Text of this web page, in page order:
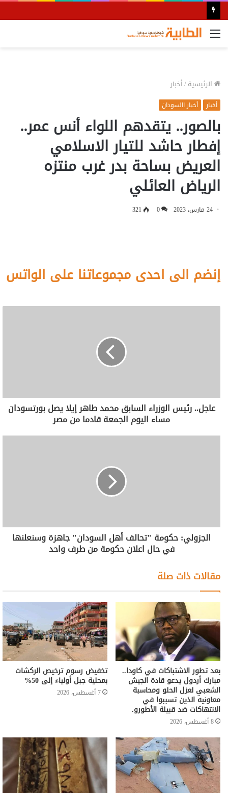
القائمة
الرئيسية/أخبار
أخبار أخبار االسودان
بالصور.. يتقدهم اللواء أنس عمر..
إفطار حاشد للتيار الاسلامي
العريض بساحة بدر غرب منتزه
الرياض العائلي
24 مارس، 2023 0
321
إنضم الى احدى مجموعاتنا على الواتس
عاجل.. رئيس الوزراء السابق محمد طاهر إيلا يصل بورتسودان
مساء اليوم الجمعة قادما من مصر
الجزولي: حكومة "تحالف أهل السودان" جاهزة وسنعلنها
في حال اعلان حكومة من طرف واحد
مقالات ذات صلة
بعد تطور الاشتباكات في كاودا..
مبارك أردول يدعو قادة الجيش
الشعبي لعزل الحلو ومحاسبة
معاونيه الذين تسببوا في
الانتهاكات ضد قبيلة الأطورو.
8 أغسطس، 2026
تخفيض رسوم ترخيص الركشات
بمحلية جبل أولياء إلى 50%
7 أغسطس، 2026